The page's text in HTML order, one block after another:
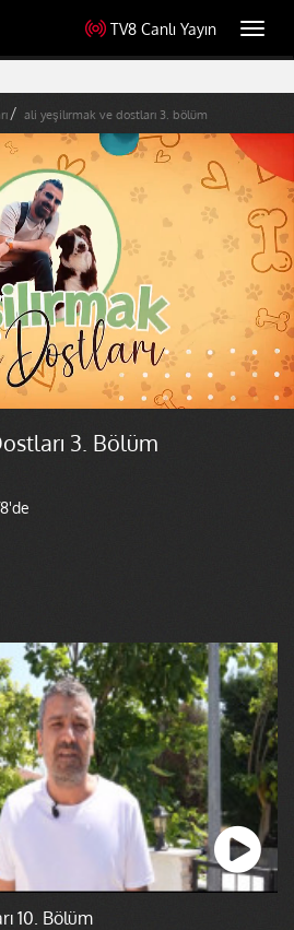
TV8 Canlı Yayın
ali yeşilırmak ve dostları 3. bölüm
3. Bölüm
10. Bölüm